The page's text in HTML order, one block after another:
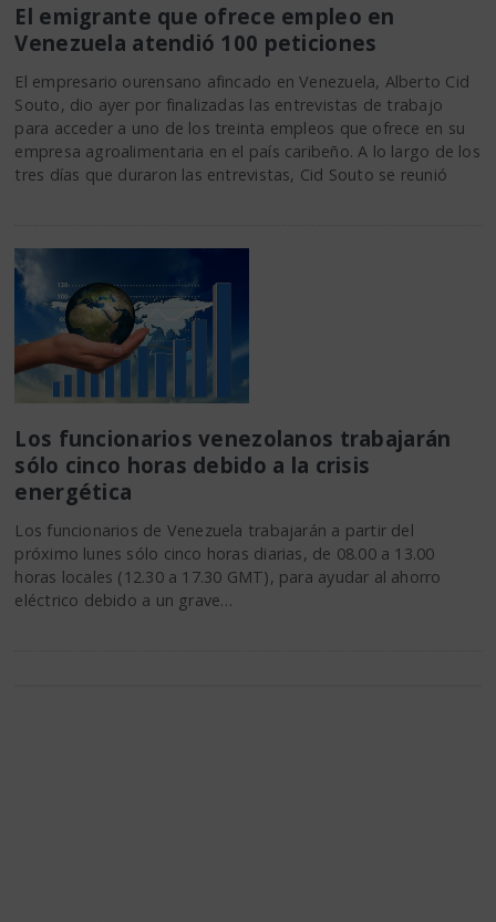
El emigrante que ofrece empleo en
Venezuela atendió 100 peticiones
El empresario ourensano afincado en Venezuela, Alberto Cid
Souto, dio ayer por finalizadas las entrevistas de trabajo
para acceder a uno de los treinta empleos que ofrece en su
empresa agroalimentaria en el país caribeño. A lo largo de los
tres días que duraron las entrevistas, Cid Souto se reunió
Los funcionarios venezolanos trabajarán
sólo cinco horas debido a la crisis
energética
Los funcionarios de Venezuela trabajarán a partir del
próximo lunes sólo cinco horas diarias, de 08.00 a 13.00
horas locales (12.30 a 17.30 GMT), para ayudar al ahorro
eléctrico debido a un grave…